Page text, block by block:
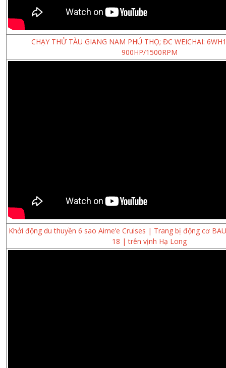
CHẠY THỬ TÀU GIANG NAM PHÚ THỌ; ĐC WEICHAI:
900HP/1500RPM
Khởi động du thuyền 6 sao Aime’e Cruises | Trang bị động cơ
18 | trên vịnh Hạ Long